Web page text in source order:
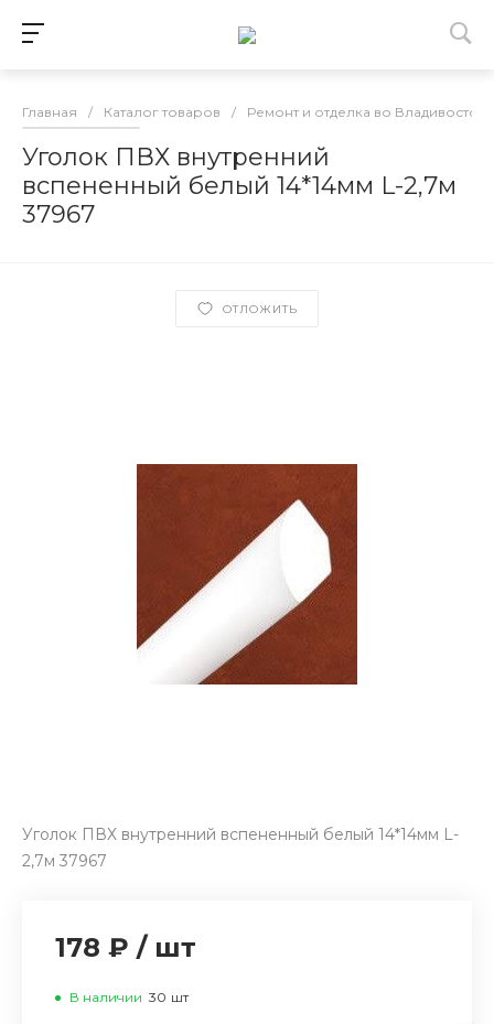
Главная / Каталог товаров / Ремонт и отделка во Владивостоке
Уголок ПВХ внутренний
вспененный белый 14*14мм L-2,7м
37967
ОТЛОЖИТЬ
Уголок ПВХ внутренний вспененный белый 14*14мм L-
2,7м 37967
178 ₽ / шт
В наличии 30 шт